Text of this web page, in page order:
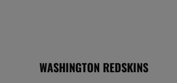
WASHINGTON REDSKINS